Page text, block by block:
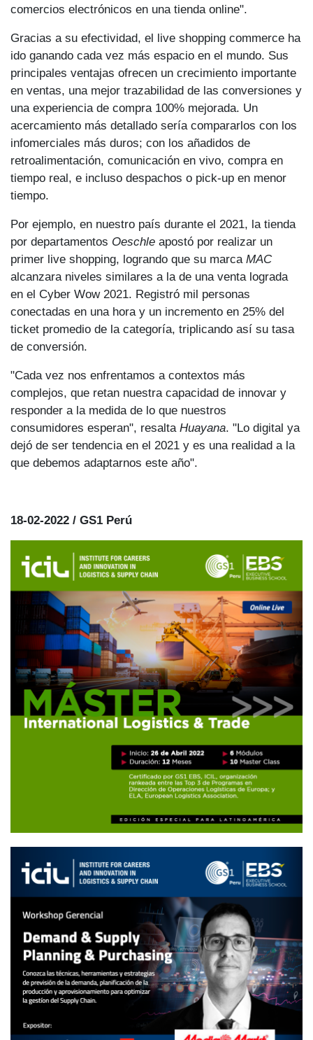
comercios electrónicos en una tienda online".
Gracias a su efectividad, el live shopping commerce ha
ido ganando cada vez más espacio en el mundo. Sus
principales ventajas ofrecen un crecimiento importante
en ventas, una mejor trazabilidad de las conversiones y
una experiencia de compra 100% mejorada. Un
acercamiento más detallado sería compararlos con los
infomerciales más duros; con los añadidos de
retroalimentación, comunicación en vivo, compra en
tiempo real, e incluso despachos o pick-up en menor
tiempo.
Por ejemplo, en nuestro país durante el 2021, la tienda
por departamentos Oeschle apostó por realizar un
primer live shopping, logrando que su marca MAC
alcanzara niveles similares a la de una venta lograda
en el Cyber Wow 2021. Registró mil personas
conectadas en una hora y un incremento en 25% del
ticket promedio de la categoría, triplicando así su tasa
de conversión.
"Cada vez nos enfrentamos a contextos más
complejos, que retan nuestra capacidad de innovar y
responder a la medida de lo que nuestros
consumidores esperan", resalta Huayana. "Lo digital ya
dejó de ser tendencia en el 2021 y es una realidad a la
que debemos adaptarnos este año".
18-02-2022 / GS1 Perú